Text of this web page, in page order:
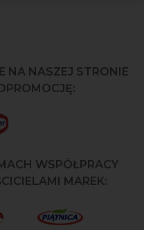
NA NASZEJ STRONIE
WSPÓŁPRACY
MAREK: